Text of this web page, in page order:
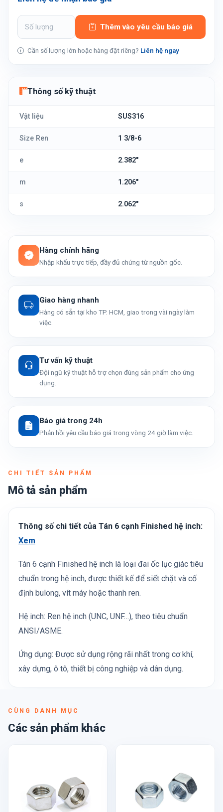
Thêm vào yêu cầu báo giá
Cần số lượng lớn hoặc hàng đặt riêng? Liên hệ ngay
Thông số kỹ thuật
Vật liệu SUS316
Size Ren 1 3/8-6
e 2.382"
m 1.206"
s 2.062"
Hàng chính hãng
Nhập khẩu trực tiếp, đầy đủ chứng từ nguồn gốc.
Giao hàng nhanh
Hàng có sẵn tại kho TP. HCM, giao trong vài ngày làm
việc.
Tư vấn kỹ thuật
Đội ngũ kỹ thuật hỗ trợ chọn đúng sản phẩm cho ứng
dụng.
Báo giá trong 24h
Phản hồi yêu cầu báo giá trong vòng 24 giờ làm việc.
CHI TIẾT SẢN PHẨM
Mô tả sản phẩm
Thông số chi tiết của Tán 6 cạnh Finished hệ inch:
Xem
Tán 6 cạnh Finished hệ inch là loại đai ốc lục giác tiêu
chuẩn trong hệ inch, được thiết kế để siết chặt và cố
định bulong, vít máy hoặc thanh ren.
Hệ inch: Ren hệ inch (UNC, UNF…), theo tiêu chuẩn
ANSI/ASME.
Ứng dụng: Được sử dụng rộng rãi nhất trong cơ khí,
xây dựng, ô tô, thiết bị công nghiệp và dân dụng.
CÙNG DANH MỤC
Các sản phẩm khác